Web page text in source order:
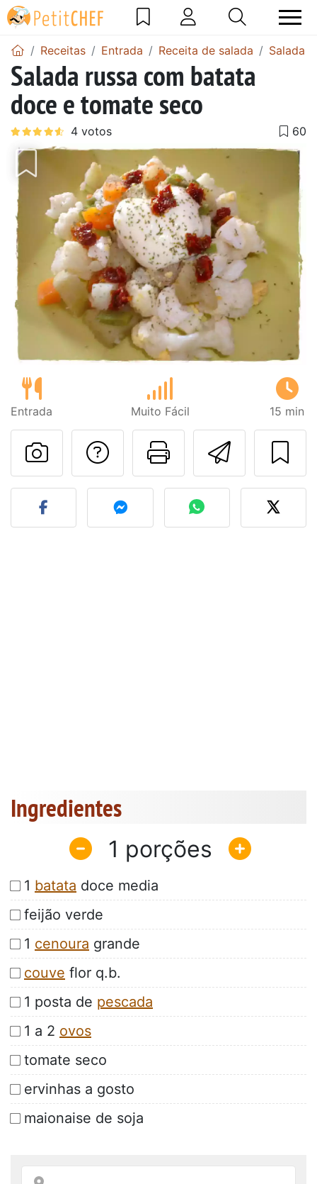
Receitas Entrada Receita de salada Salada
Salada russa com batata
doce e tomate seco
Entrada Muito Fácil 15 min
Imprima
Falar com o autor
Fez esta receita?
Ingredientes
1
1 batata doce media
feijão verde
1 cenoura grande
couve flor q.b.
1 posta de pescada
1 a 2 ovos
tomate seco
ervinhas a gosto
maionaise de soja